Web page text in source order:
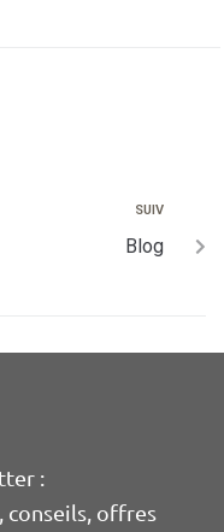
SUIV
Blog
:
conseils, offres